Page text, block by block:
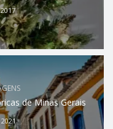
de Minas Gerais